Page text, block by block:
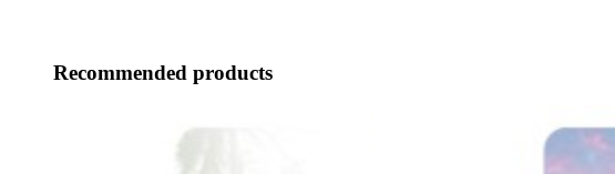
Recommended products